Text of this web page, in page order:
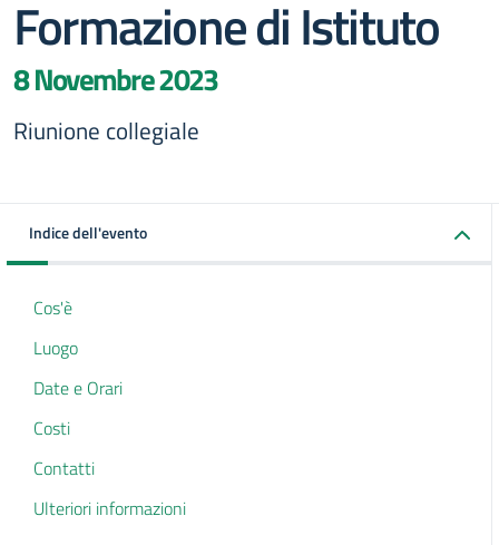
Formazione di Istituto
8 Novembre 2023
Riunione collegiale
Indice dell'evento
Cos'è
Luogo
Date e Orari
Costi
Contatti
Ulteriori informazioni